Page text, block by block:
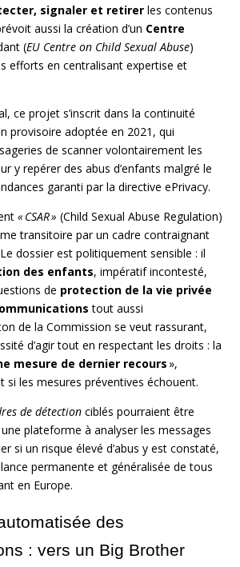
signaler et retirer les contenus
aussi la création d’un Centre
(EU Centre on Child Sexual Abuse)
efforts en centralisant expertise et
ce projet s’inscrit dans la continuité
provisoire adoptée en 2021, qui
de scanner volontairement les
y repérer des abus d’enfants malgré le
garanti par la directive ePrivacy.
« CSAR » (Child Sexual Abuse Regulation)
transitoire par un cadre contraignant
dossier est politiquement sensible : il
des enfants, impératif incontesté,
de protection de la vie privée
tout aussi
de la Commission se veut rassurant,
d’agir tout en respectant les droits : la
mesure de dernier recours »,
si les mesures préventives échouent.
de détection ciblés pourraient être
plateforme à analyser les messages
si un risque élevé d’abus y est constaté,
permanente et généralisée de tous
en Europe.
des
: vers un Big Brother